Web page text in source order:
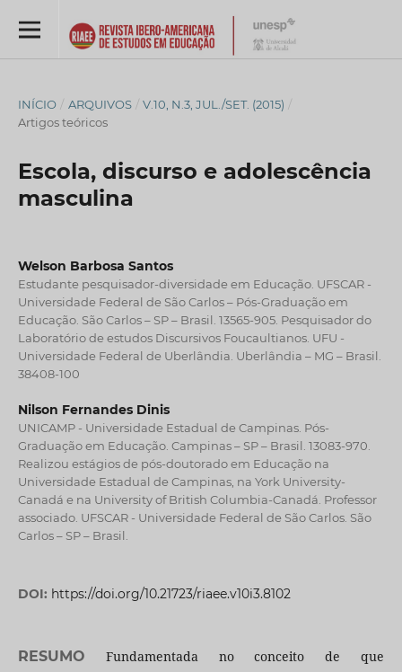
INÍCIO / ARQUIVOS / V.10, N.3, JUL./SET. (2015) /
Artigos teóricos
Escola, discurso e adolescência
masculina
Welson Barbosa Santos
Estudante pesquisador-diversidade em Educação. UFSCAR -
Universidade Federal de São Carlos – Pós-Graduação em
Educação. São Carlos – SP – Brasil. 13565-905. Pesquisador do
Laboratório de estudos Discursivos Foucaultianos. UFU -
Universidade Federal de Uberlândia. Uberlândia – MG – Brasil.
38408-100
Nilson Fernandes Dinis
UNICAMP - Universidade Estadual de Campinas. Pós-
Graduação em Educação. Campinas – SP – Brasil. 13083-970.
Realizou estágios de pós-doutorado em Educação na
Universidade Estadual de Campinas, na York University-
Canadá e na University of British Columbia-Canadá. Professor
associado. UFSCAR - Universidade Federal de São Carlos. São
Carlos – SP – Brasil.
DOI: https://doi.org/10.21723/riaee.v10i3.8102
RESUMO Fundamentada no conceito de que